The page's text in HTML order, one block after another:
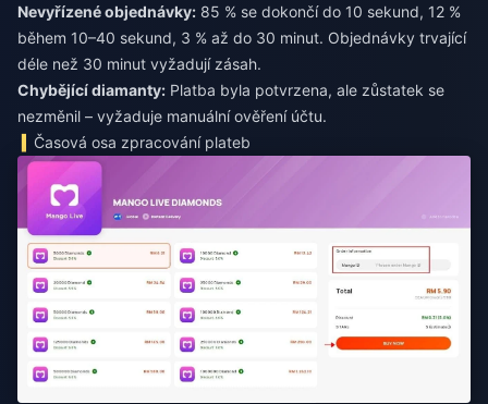
Nevyřízené objednávky: 85 % se dokončí do 10 sekund, 12 %
během 10–40 sekund, 3 % až do 30 minut. Objednávky trvající
déle než 30 minut vyžadují zásah.
Chybějící diamanty: Platba byla potvrzena, ale zůstatek se
nezměnil – vyžaduje manuální ověření účtu.
Časová osa zpracování plateb